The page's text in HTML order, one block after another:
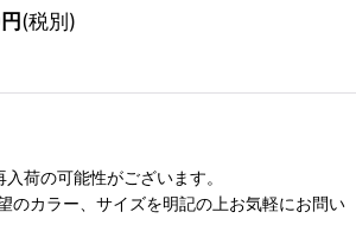
円(税別)
荷の可能性がございます。
のカラー、サイズを明記の上お気軽にお問い